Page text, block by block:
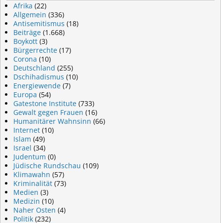
Afrika (22)
Allgemein (336)
Antisemitismus (18)
Beiträge (1.668)
Boykott (3)
Bürgerrechte (17)
Corona (10)
Deutschland (255)
Dschihadismus (10)
Energiewende (7)
Europa (54)
Gatestone Institute (733)
Gewalt gegen Frauen (16)
Humanitärer Wahnsinn (66)
Internet (10)
Islam (49)
Israel (34)
Judentum (0)
Jüdische Rundschau (109)
Klimawahn (57)
Kriminalität (73)
Medien (3)
Medizin (10)
Naher Osten (4)
Politik (232)